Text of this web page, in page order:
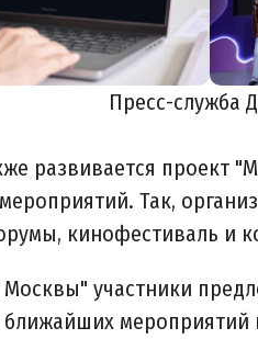
Пресс-служба
развивается проект
Так,
кинофестиваль и
участники
мероприятий